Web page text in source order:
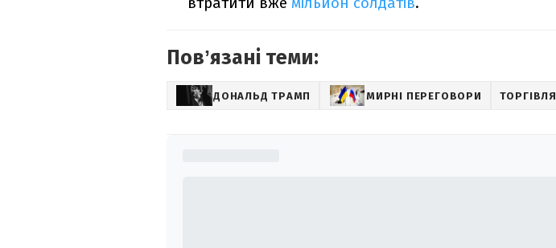
Повʼязані теми:
ДОНАЛЬД ТРАМП МИРНІ ПЕРЕГОВОРИ ТОРГІВЛЯ